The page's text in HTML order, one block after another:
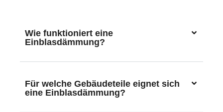
Wie funktioniert eine
Einblasdämmung?
Für welche Gebäudeteile eignet sich
eine Einblasdämmung?